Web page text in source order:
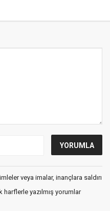
veya imalar, inançlara saldırı
harflerle yazılmış yorumlar